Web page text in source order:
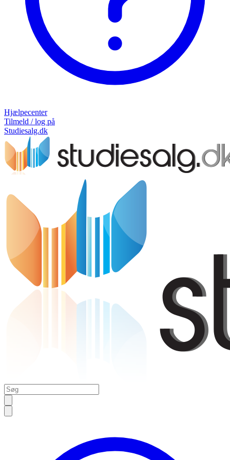
Hjælpecenter
Tilmeld / log på
Studiesalg.dk